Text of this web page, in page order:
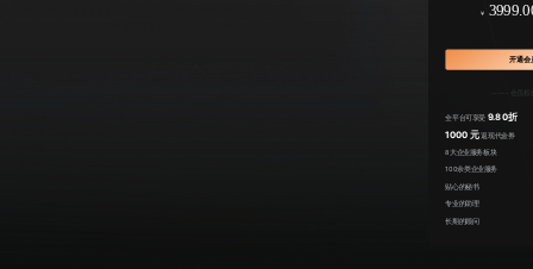
￥
开通会
全平台可享受 9.80折
1000 元返现代金券
8大企业服务板块
100余类企业服务
贴心的秘书
专业的助理
长期的顾问